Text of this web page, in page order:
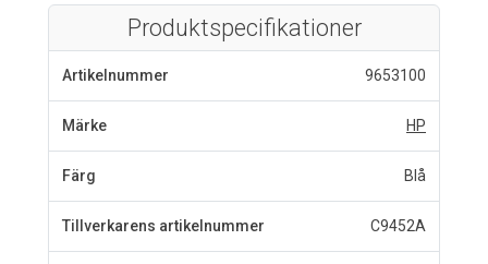
Produktspecifikationer
Artikelnummer 9653100
Märke HP
Färg Blå
Tillverkarens artikelnummer C9452A